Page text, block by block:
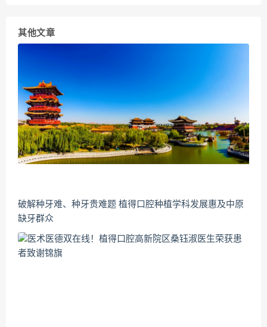
其他文章
破解种牙难、种牙贵难题 植得口腔种植学科发展惠及中原
缺牙群众